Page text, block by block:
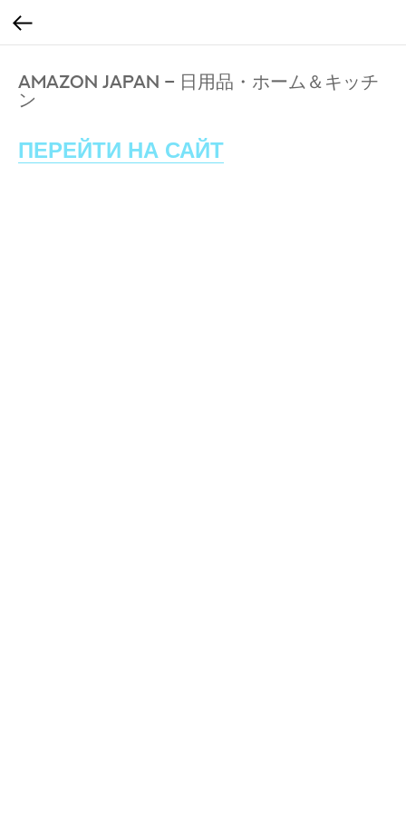
AMAZON JAPAN – 日用品・ホーム＆キッチ
ン
ПЕРЕЙТИ НА САЙТ